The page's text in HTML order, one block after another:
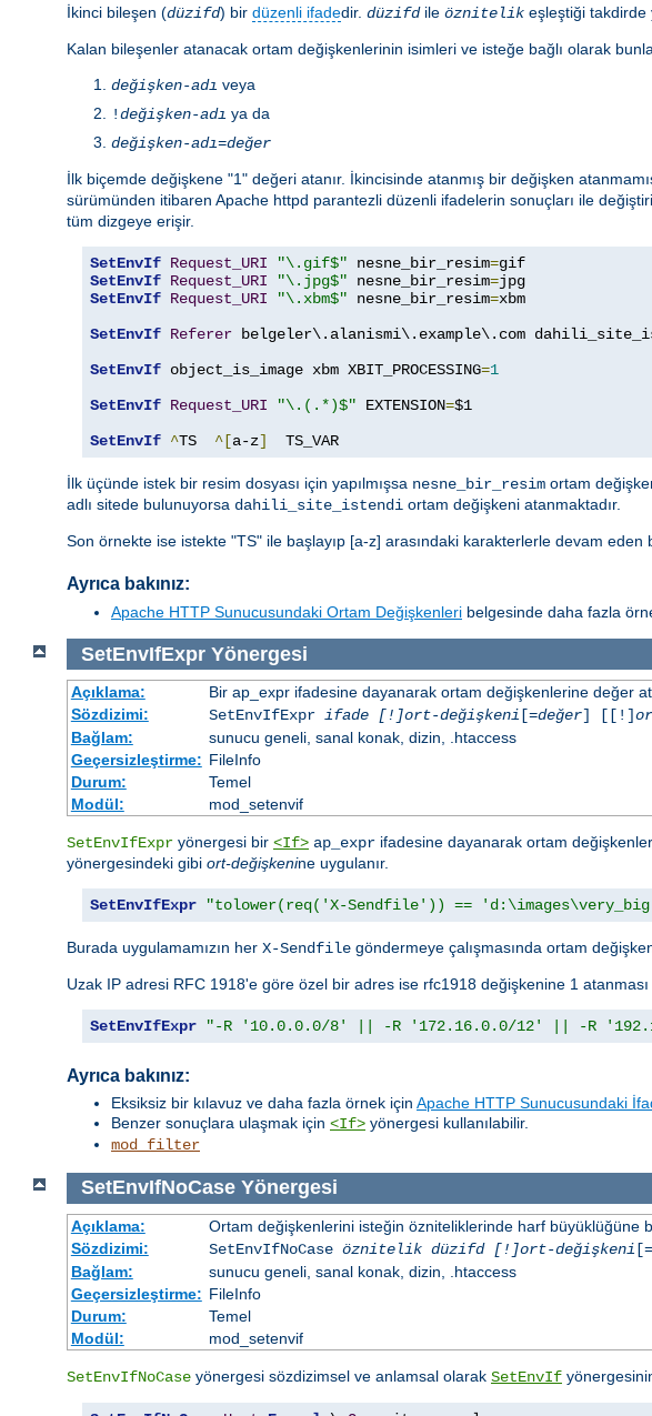
İkinci bileşen (düzifd) bir düzenli ifadedir. düzifdile öznitelik eşleştiği takdirde
Kalan bileşenler atanacak ortam değişkenlerinin isimleri ve isteğe bağlı olarak
değişken-adı veya
!değişken-adı ya da
değişken-adı=değer
İlk biçemde değişkene "1" değeri atanır. İkincisinde atanmış bir değişken
sürümünden itibaren Apache httpd parantezli düzenli ifadelerin sonuçları ile
tüm dizgeye erişir.
SetEnvIf Request_URI "\.gif$" nesne_bir_resim=
SetEnvIf Request_URI "\.jpg$" nesne_bir_resim=
SetEnvIf Request_URI "\.xbm$" nesne_bir_resim=xbm
SetEnvIf Referer belgeler\.alanismi\.example\.com
SetEnvIf object_is_image xbm XBIT_PROCESSING=1
SetEnvIf Request_URI "\.(.*)$" EXTENSION=$1
SetEnvIf ^TS ^[a-z]
  TS_VAR
İlk üçünde istek bir resim dosyası için yapılmışsa nesne_bir_resim ortam
adlı sitede bulunuyorsa dahili_site_istendi ortam değişkeni atanmaktadır.
Son örnekte ise istekte "TS" ile başlayıp [a-z] arasındaki karakterlerle devam eden
Ayrıca bakınız:
Apache HTTP Sunucusundaki Ortam Değişkenleri belgesinde daha fazla
SetEnvIfExpr Yönergesi
Açıklama:
Bir ap_expr ifadesine dayanarak ortam değişkenlerine değer
Sözdizimi:
SetEnvIfExpr ifade [!]ort-değişkeni [=değer] [[!]
Bağlam:
sunucu geneli, sanal konak, dizin, .htaccess
Geçersizleştirme: FileInfo
Durum:
Temel
Modül:
mod_setenvif
SetEnvIfExpr yönergesi bir <If> ap_expr ifadesine dayanarak ortam
yönergesindeki gibi ort-değişkenine uygulanır.
SetEnvIfExpr "tolower(req('X-Sendfile')) ==
Burada uygulamamızın her X-Sendfile göndermeye çalışmasında ortam
Uzak IP adresi RFC 1918'e göre özel bir adres ise rfc1918 değişkenine 1 atanması
SetEnvIfExpr "-R '10.0.0.0/8' || -R '172.16.0.0/12' || -R
Ayrıca bakınız:
Eksiksiz bir kılavuz ve daha fazla örnek için Apache HTTP Sunucusundaki
Benzer sonuçlara ulaşmak için <If> yönergesi kullanılabilir.
mod_filter
SetEnvIfNoCase Yönergesi
Açıklama:
Ortam değişkenlerini isteğin özniteliklerinde harf büyüklüğüne
Sözdizimi:
SetEnvIfNoCase öznitelik düzifd [!]ort-değişkeni [=
Bağlam:
sunucu geneli, sanal konak, dizin, .htaccess
Geçersizleştirme: FileInfo
Durum:
Temel
Modül:
mod_setenvif
SetEnvIfNoCase yönergesi sözdizimsel ve anlamsal olarak SetEnvIf